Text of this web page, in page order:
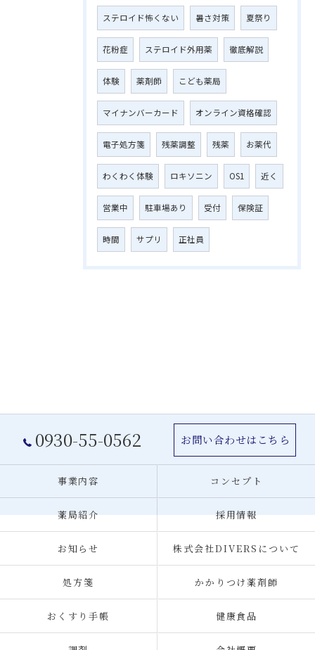
ステロイド怖くない 暑さ対策 夏祭り
花粉症 ステロイド外用薬 徹底解説
体験 薬剤師 こども薬局
マイナンバーカード オンライン資格確認
電子処方箋 残薬調整 残薬 お薬代
わくわく体験 ロキソニン OS1 近く
営業中 駐車場あり 受付 保険証
時間 サプリ 正社員
0930-55-0562 お問い合わせはこちら
事業内容 コンセプト
薬局紹介 採用情報
お知らせ 株式会社DIVERSについて
処方箋 かかりつけ薬剤師
おくすり手帳 健康食品